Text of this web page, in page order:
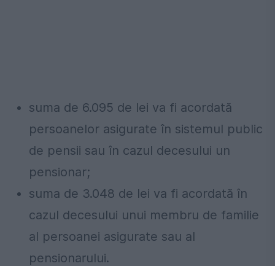
suma de 6.095 de lei va fi acordată
persoanelor asigurate în sistemul public
de pensii sau în cazul decesului un
pensionar;
suma de 3.048 de lei va fi acordată în
cazul decesului unui membru de familie
al persoanei asigurate sau al
pensionarului.